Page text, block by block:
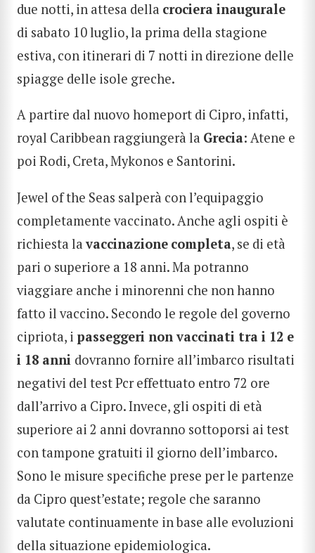
due notti, in attesa della crociera inaugurale
di sabato 10 luglio, la prima della stagione
estiva, con itinerari di 7 notti in direzione delle
spiagge delle isole greche.
A partire dal nuovo homeport di Cipro, infatti,
royal Caribbean raggiungerà la Grecia: Atene e
poi Rodi, Creta, Mykonos e Santorini.
Jewel of the Seas salperà con l’equipaggio
completamente vaccinato. Anche agli ospiti è
richiesta lavaccinazione completa, se di età
pari o superiore a 18 anni. Ma potranno
viaggiare anche i minorenni che non hanno
fatto il vaccino. Secondo le regole del governo
cipriota, i passeggeri non vaccinati tra i 12 e
i 18 anni dovranno fornire all’imbarco risultati
negativi del test Pcr effettuato entro 72 ore
dall’arrivo a Cipro. Invece, gli ospiti di età
superiore ai 2 anni dovranno sottoporsi ai test
con tampone gratuiti il ​​giorno dell’imbarco.
Sono le misure specifiche prese per le partenze
da Cipro quest’estate; regole che saranno
valutate continuamente in base alle evoluzioni
della situazione epidemiologica.